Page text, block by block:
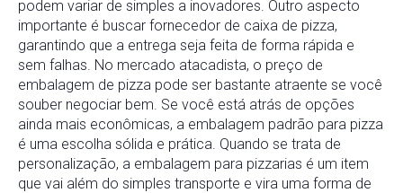
podem variar de simples a inovadores. Outro aspecto
importante é buscar fornecedor de caixa de pizza,
garantindo que a entrega seja feita de forma rápida e
sem falhas. No mercado atacadista, o preço de
embalagem de pizza pode ser bastante atraente se você
souber negociar bem. Se você está atrás de opções
ainda mais econômicas, a embalagem padrão para pizza
é uma escolha sólida e prática. Quando se trata de
personalização, a embalagem para pizzarias é um item
que vai além do simples transporte e vira uma forma de